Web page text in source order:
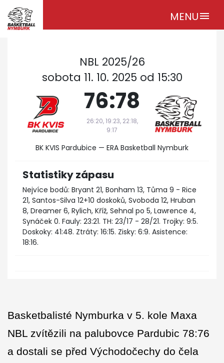
MENUmenu
NBL 2025/26
sobota 11. 10. 2025 od 15:30
76:78
26:20, 19:23, 22:18,
9:17
BK KVIS Pardubice — ERA Basketball Nymburk
Statistiky zápasu
Nejvíce bodů: Bryant 21, Bonham 13, Tůma 9 - Rice
21, Santos-Silva 12+10 doskoků, Svoboda 12, Hruban
8, Dreamer 6, Rylich, Kříž, Sehnal po 5, Lawrence 4,
Synáček 0. Fauly: 23:21. TH: 23/17 - 28/21. Trojky: 9:5.
Doskoky: 41:48. Ztráty: 16:15. Zisky: 6:9. Asistence:
18:16.
Basketbalisté Nymburka v 5. kole Maxa
NBL zvítězili na palubovce Pardubic 78:76
a dostali se před Východočechy do čela